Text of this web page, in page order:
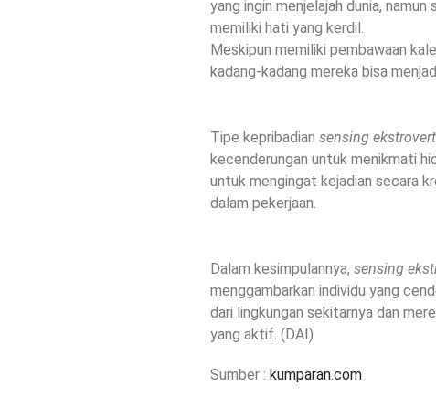
yang ingin menjelajah dunia,
memiliki hati yang kerdil.
Meskipun memiliki pembawaan
kadang-kadang mereka bisa
Tipe kepribadian sensing ekstrovert
kecenderungan untuk menikmati
untuk mengingat kejadian secara
dalam pekerjaan.
Dalam kesimpulannya, sensing
menggambarkan individu yang
dari lingkungan sekitarnya dan
yang aktif. (DAI)
Sumber : kumparan.com